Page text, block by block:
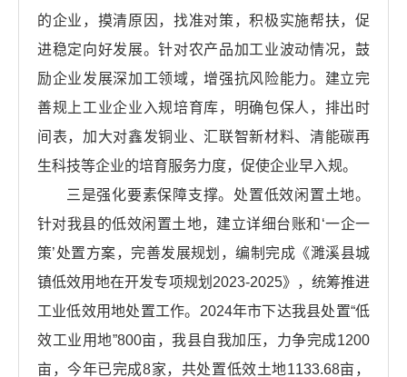
的企业，摸清原因，找准对策，积极实施帮扶，促
进稳定向好发展。针对农产品加工业波动情况，鼓
励企业发展深加工领域，增强抗风险能力。建立完
善规上工业企业入规培育库，明确包保人，排出时
间表，加大对鑫发铜业、汇联智新材料、清能碳再
生科技等企业的培育服务力度，促使企业早入规。
三是强化要素保障支撑。处置低效闲置土地。
针对我县的低效闲置土地，建立详细台账和‘一企一
策’处置方案，完善发展规划，编制完成《濉溪县城
镇低效用地在开发专项规划2023-2025》，统筹推进
工业低效用地处置工作。2024年市下达我县处置“低
效工业用地”800亩，我县自我加压，力争完成1200
亩，今年已完成8家，共处置低效土地1133.68亩，